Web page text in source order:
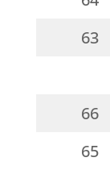
63
66
65